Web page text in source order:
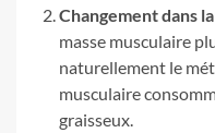
Changement dans
masse musculaire
naturellement le
musculaire
graisseux.